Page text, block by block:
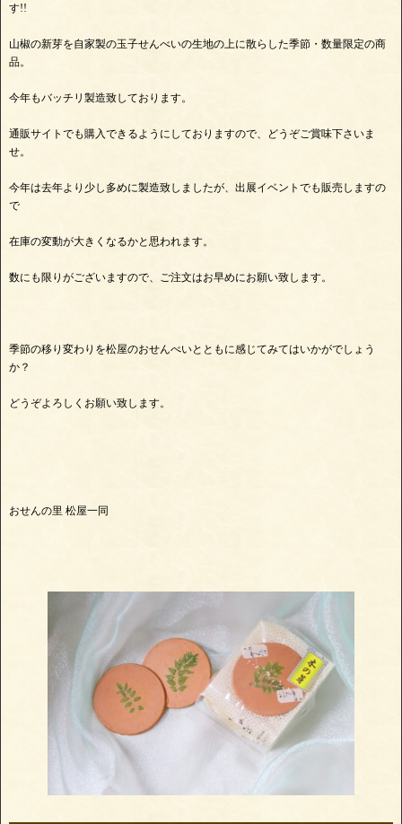
す!!
山椒の新芽を自家製の玉子せんべいの生地の上に散らした季節・数量限定の商
品。
今年もバッチリ製造致しております。
通販サイトでも購入できるようにしておりますので、どうぞご賞味下さいま
せ。
今年は去年より少し多めに製造致しましたが、出展イベントでも販売しますの
で
在庫の変動が大きくなるかと思われます。
数にも限りがございますので、ご注文はお早めにお願い致します。
季節の移り変わりを松屋のおせんべいとともに感じてみてはいかがでしょう
か？
どうぞよろしくお願い致します。
おせんの里 松屋一同